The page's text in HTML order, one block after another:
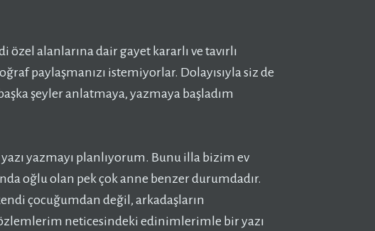
alanlarına dair gayet kararlı ve tavırlı
paylaşmanızı istemiyorlar. Dolayısıyla siz de
şeyler anlatmaya, yazmaya başladım
yazmayı planlıyorum. Bunu illa bizim ev
oğlu olan pek çok anne benzer durumdadır.
çocuğumdan değil, arkadaşların
neticesindeki edinimlerimle bir yazı